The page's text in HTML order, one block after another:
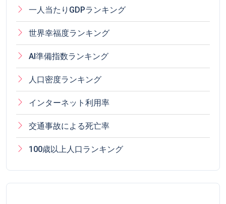
一人当たりGDPランキング
世界幸福度ランキング
AI準備指数ランキング
人口密度ランキング
インターネット利用率
交通事故による死亡率
100歳以上人口ランキング